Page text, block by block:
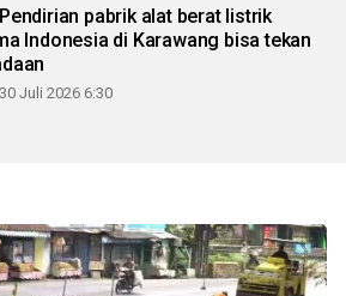
pabrik alat berat listrik
Indonesia di Karawang bisa tekan
Juli 2026 6:30